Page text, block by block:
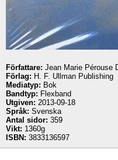
Författare: Jean Marie Pérouse
Förlag: H. F. Ullman Publishing
Mediatyp: Bok
Bandtyp: Flexband
Utgiven: 2013-09-18
Språk: Svenska
Antal sidor: 359
Vikt: 1360g
ISBN: 3833136597